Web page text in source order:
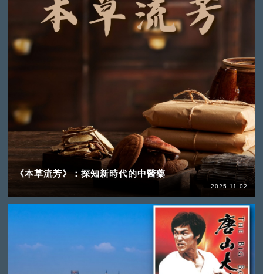
《本草流芳》：探知新時代的中醫藥
2025-11-02